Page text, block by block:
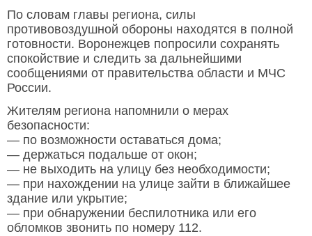
По словам главы региона, силы
противовоздушной обороны находятся в полной
готовности. Воронежцев попросили сохранять
спокойствие и следить за дальнейшими
сообщениями от правительства области и МЧС
России.
Жителям региона напомнили о мерах
безопасности:
— по возможности оставаться дома;
— держаться подальше от окон;
— не выходить на улицу без необходимости;
— при нахождении на улице зайти в ближайшее
здание или укрытие;
— при обнаружении беспилотника или его
обломков звонить по номеру 112.